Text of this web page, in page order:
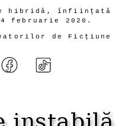
hibridă, înființată
februarie 2020.
de Ficțiune